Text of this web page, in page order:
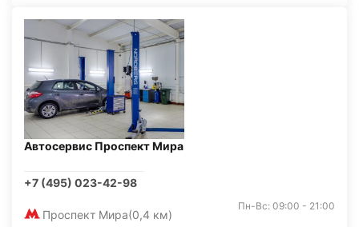
Автосервис Проспект Мира
+7 (495) 023-42-98
Проспект Мира(0,4 км)
Пн-Вс: 09:00 - 21:00